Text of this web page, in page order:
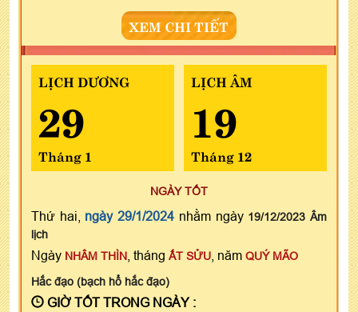
XEM CHI TIẾT
LỊCH DƯƠNG
29
Tháng 1
LỊCH ÂM
19
Tháng 12
NGÀY TỐT
Thứ hai, ngày 29/1/2024 nhằm ngày 19/12/2023 Âm
lịch
Ngày NHÂM THÌN , tháng ẤT SỬU , năm QUÝ MÃO
Hắc đạo (bạch hổ hắc đạo)
GIỜ TỐT TRONG NGÀY :